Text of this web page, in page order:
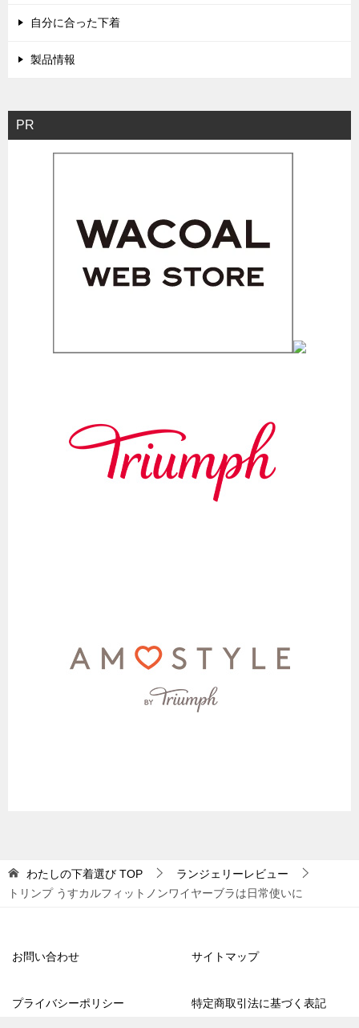
自分に合った下着
製品情報
PR
わたしの下着選び TOP
ランジェリーレビュー
トリンプ うすカルフィットノンワイヤーブラは日常使いに
お問い合わせ サイトマップ
プライバシーポリシー 特定商取引法に基づく表記